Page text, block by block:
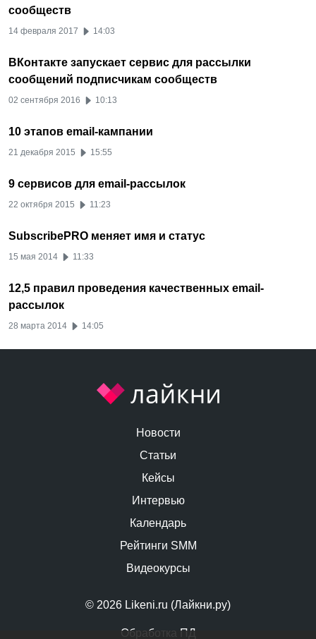
сообществ
14 февраля 2017 14:03
ВКонтакте запускает сервис для рассылки
сообщений подписчикам сообществ
02 сентября 2016 10:13
10 этапов email-кампании
21 декабря 2015 15:55
9 сервисов для email-рассылок
22 октября 2015 11:23
SubscribePRO меняет имя и статус
15 мая 2014 11:33
12,5 правил проведения качественных email-
рассылок
28 марта 2014 14:05
© 2026 Likeni.ru (Лайкни.ру)
Обработка ПД
Новости
Статьи
Кейсы
Интервью
Календарь
Рейтинги SMM
Видеокурсы